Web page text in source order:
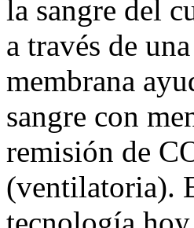
la sangre del
a través de
membrana
sangre con
remisión de
(ventilatoria).